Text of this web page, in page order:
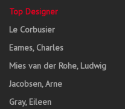
Top Designer
Le Corbusier
Eames, Charles
Mies van der Rohe, Ludwig
Jacobsen, Arne
Gray, Eileen